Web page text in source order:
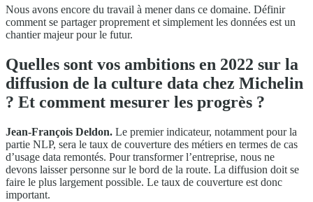
Nous avons encore du travail à mener dans ce domaine. Définir
comment se partager proprement et simplement les données est un
chantier majeur pour le futur.
Quelles sont vos ambitions en 2022 sur la
diffusion de la culture data chez Michelin
? Et comment mesurer les progrès ?
Jean-François Deldon. Le premier indicateur, notamment pour la
partie NLP, sera le taux de couverture des métiers en termes de cas
d’usage data remontés. Pour transformer l’entreprise, nous ne
devons laisser personne sur le bord de la route. La diffusion doit se
faire le plus largement possible. Le taux de couverture est donc
important.